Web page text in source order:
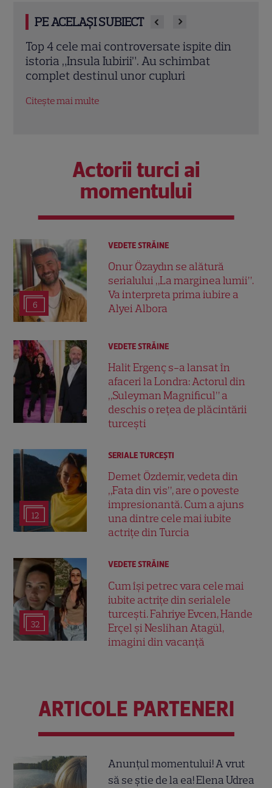
PE ACELAȘI SUBIECT
Andrușca, schimbare de look la „Insula
Iubirii – Reuniuni”. Ce a dezvăluit despre
relația cu Andrei după emisiune
Citește mai multe
Actorii turci ai
momentului
6
VEDETE STRĂINE
Onur Özaydın se alătură
serialului „La marginea lumii”.
Va interpreta prima iubire a
Alyei Albora
VEDETE STRĂINE
Halit Ergenç s-a lansat în
afaceri la Londra: Actorul din
„Suleyman Magnificul” a
deschis o rețea de plăcintării
turcești
12
SERIALE TURCEŞTI
Demet Özdemir, vedeta din
„Fata din vis”, are o poveste
impresionantă. Cum a ajuns
una dintre cele mai iubite
actrițe din Turcia
32
VEDETE STRĂINE
Cum își petrec vara cele mai
iubite actrițe din serialele
turcești. Fahriye Evcen, Hande
Erçel și Neslihan Atagül,
imagini din vacanță
ARTICOLE PARTENERI
Anunțul momentului! A vrut
să se știe de la ea! Elena Udrea